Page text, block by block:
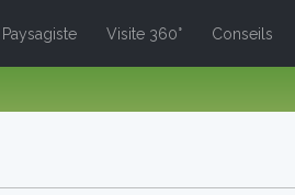
Paysagiste Visite 360° Conseils